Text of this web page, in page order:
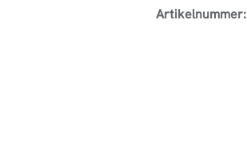
Artikelnummer: